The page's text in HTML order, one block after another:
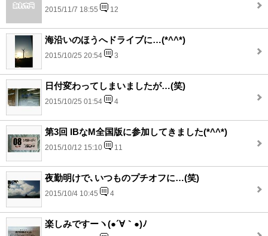
2015/11/7 18:55 12
海沿いのほうへドライブに…(*^^*)
2015/10/25 20:54 3
日付変わってしまいましたが…(笑)
2015/10/25 01:54 4
第3回 IBなM全国版に参加してきました(*^^*)
2015/10/12 15:10 11
夜勤明けで､いつものプチオフに…(笑)
2015/10/4 10:45 4
楽しみですーヽ(●´∀｀●)ﾉ